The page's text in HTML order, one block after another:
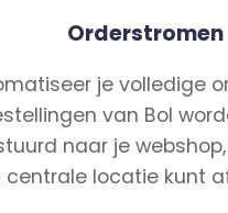
Orderstromen
je volledige
van Bol
naar je
centrale locatie kunt